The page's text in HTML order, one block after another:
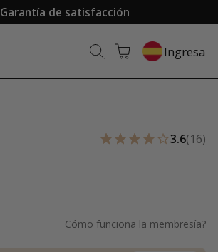
Garantía de satisfacción
Ingresa
3.6(16)
Cómo funciona la membresía?